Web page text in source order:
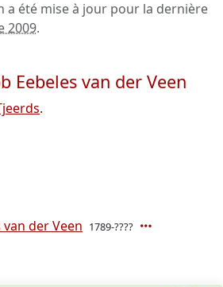
a été mise à jour pour la dernière
2009.
Eebeles van der Veen
.
der Veen 1789-????